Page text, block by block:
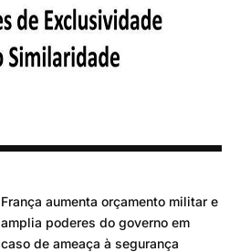
França aumenta orçamento militar e
amplia poderes do governo em
caso de ameaça à segurança